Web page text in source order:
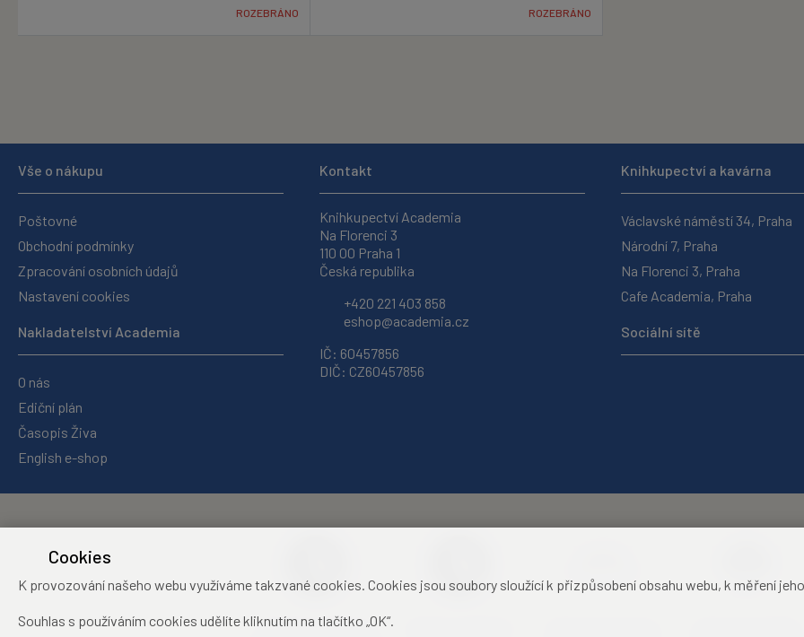
ROZEBRÁNO ROZEBRÁNO
Vše o nákupu
Poštovné
Obchodní podmínky
Zpracování osobních údajů
Nastavení cookies
Nakladatelství Academia
O nás
Ediční plán
Časopis Živa
English e-shop
Kontakt
Knihkupectví Academia
Na Florenci 3
110 00 Praha 1
Česká republika
+420 221 403 858
eshop@academia.cz
IČ: 60457856
DIČ: CZ60457856
Knihkupectví a kavárna
Václavské náměstí 34, Praha
Národní 7, Praha
Na Florenci 3, Praha
Cafe Academia, Praha
Sociální sítě
Středisko společných
Cookies
K provozování našeho webu využíváme takzvané cookies. Cookies jsou soubory sloužící k přizpůsobení obsahu webu, k měření
Souhlas s používáním cookies udělíte kliknutím na tlačítko „OK“.